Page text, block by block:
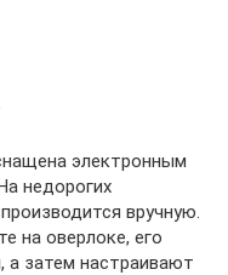
электронным
недорогих
вручную.
на оверлоке, его
а затем настраивают